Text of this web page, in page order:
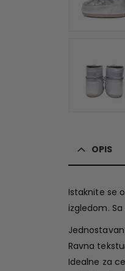
OPIS
Istaknite se
izgledom.
Ravna
Idealne za